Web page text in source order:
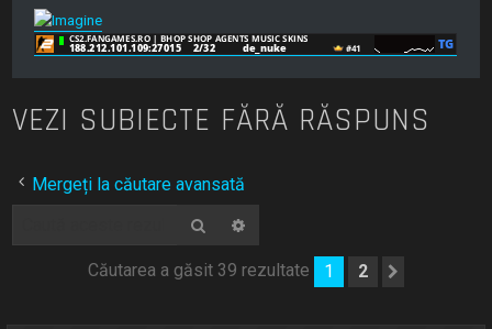
VEZI SUBIECTE FĂRĂ RĂSPUNS
Mergeți la căutare avansată
Căutare
Căutarea a găsit 39 rezultate 1 2